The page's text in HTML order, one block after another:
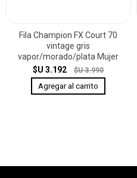
Fila Champion FX Court 70
vintage gris
vapor/morado/plata Mujer
$U 3.192
$U 3.990